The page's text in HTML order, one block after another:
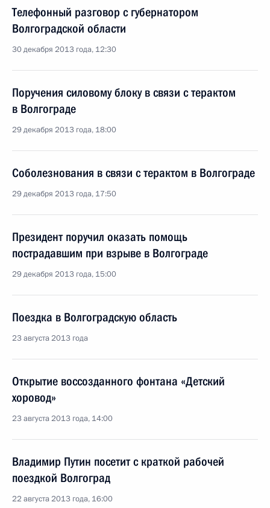
Телефонный разговор с губернатором
Волгоградской области
30 декабря 2013 года, 12:30
Поручения силовому блоку в связи с терактом
в Волгограде
29 декабря 2013 года, 18:00
Соболезнования в связи с терактом в Волгограде
29 декабря 2013 года, 17:50
Президент поручил оказать помощь
пострадавшим при взрыве в Волгограде
29 декабря 2013 года, 15:00
Поездка в Волгоградскую область
23 августа 2013 года
Открытие воссозданного фонтана «Детский
хоровод»
23 августа 2013 года, 14:00
Владимир Путин посетит с краткой рабочей
поездкой Волгоград
22 августа 2013 года, 16:00